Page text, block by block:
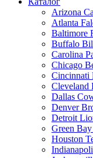
Arizona
Atlanta
Baltimore
Buffalo
Carolina
Chicago
Cincinnati
Cleveland
Dallas
Denver
Detroit
Green
Houston